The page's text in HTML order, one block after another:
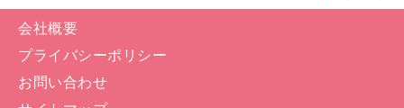
会社概要
プライバシーポリシー
お問い合わせ